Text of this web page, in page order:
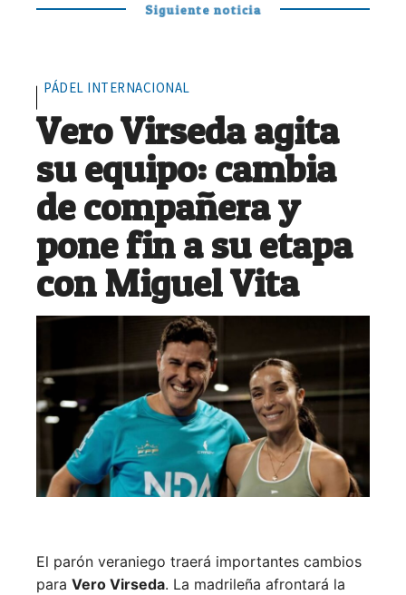
Siguiente noticia
PÁDEL INTERNACIONAL
Vero Virseda agita
su equipo: cambia
de compañera y
pone fin a su etapa
con Miguel Vita
El parón veraniego traerá importantes cambios
para Vero Virseda. La madrileña afrontará la